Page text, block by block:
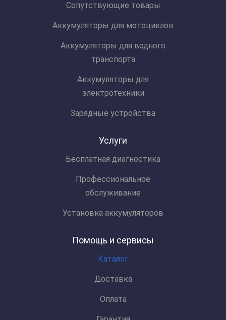
Сопутствующие товары
Аккумуляторы для мотоциклов
Аккумуляторы для водного
транспорта
Аккумуляторы для
электротехники
Зарядные устройства
Услуги
Бесплатная диагностика
Профессиональное
обслуживание
Установка аккумуляторов
Помощь и сервисы
Каталог
Доставка
Оплата